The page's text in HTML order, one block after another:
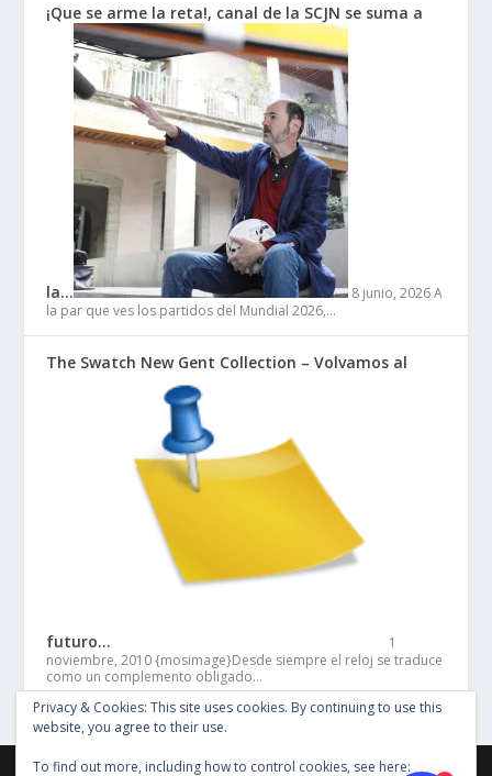
¡Que se arme la reta!, canal de la SCJN se suma a
la… 8 junio, 2026 A
la par que ves los partidos del Mundial 2026,…
The Swatch New Gent Collection – Volvamos al
futuro…
1
noviembre, 2010 {mosimage}Desde siempre el reloj se traduce
como un complemento obligado…
Privacy & Cookies: This site uses cookies. By continuing to use this
website, you agree to their use.
To find out more, including how to control cookies, see here: